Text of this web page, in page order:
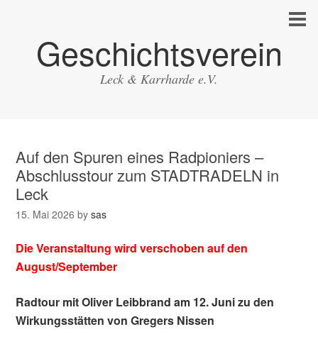
Geschichtsverein
Leck & Karrharde e.V.
Auf den Spuren eines Radpioniers –
Abschlusstour zum STADTRADELN in
Leck
15. Mai 2026 bysas
Die Veranstaltung wird verschoben auf den
August/September
Radtour mit Oliver Leibbrand am 12. Juni zu den
Wirkungsstätten von Gregers Nissen